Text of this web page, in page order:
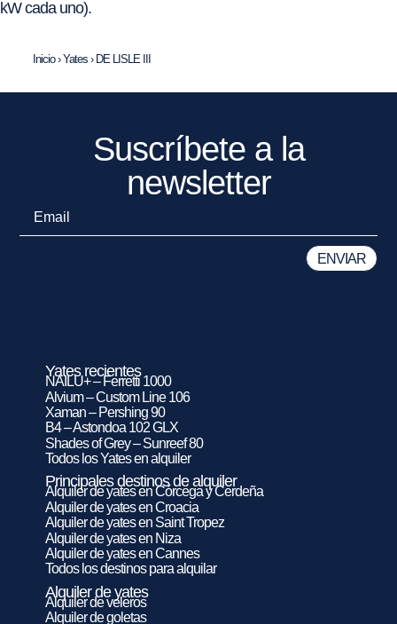
kW cada uno).
Inicio›Yates › DE LISLE III
Suscríbete a la
newsletter
Yates recientes
NAILU+ – Ferretti 1000
Alvium – Custom Line 106
Xaman – Pershing 90
B4 – Astondoa 102 GLX
Shades of Grey – Sunreef 80
Todos los Yates en alquiler
Principales destinos de alquiler
Alquiler de yates en Córcega y Cerdeña
Alquiler de yates en Croacia
Alquiler de yates en Saint Tropez
Alquiler de yates en Niza
Alquiler de yates en Cannes
Todos los destinos para alquilar
Alquiler de yates
Alquiler de veleros
Alquiler de goletas